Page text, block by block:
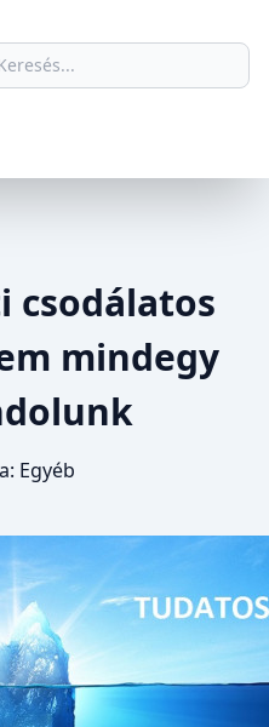
ikon
mindegy
Egyéb